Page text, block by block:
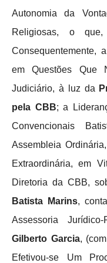
Autonomia da
Religiosas, o
Consequentemente,
em Questões Que
Judiciário, à luz da
pela CBB; a
Convencionais
Assembleia
Extraordinária, em
Diretoria da CBB,
Batista Marins,
Assessoria
Gilberto Garcia,
Efetivou-se Um